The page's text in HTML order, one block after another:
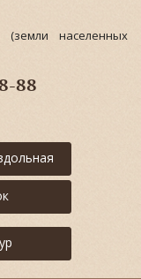
населенных
88